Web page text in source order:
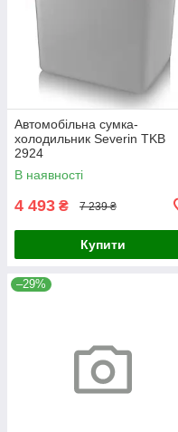
Автомобільна сумка-
холодильник Severin TKB
2924
В наявності
4 493 ₴ 7 239 ₴
Купити
–29%